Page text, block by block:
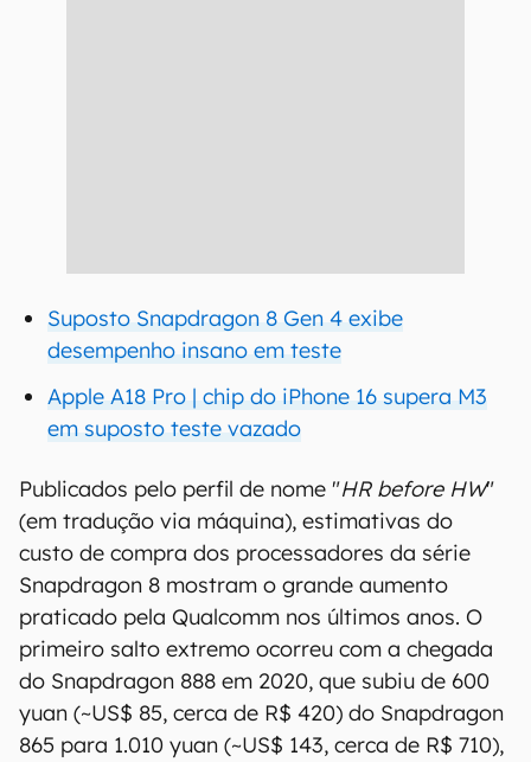
Suposto Snapdragon 8 Gen 4 exibe
desempenho insano em teste
Apple A18 Pro | chip do iPhone 16 supera M3
em suposto teste vazado
Publicados pelo perfil de nome "HR before HW"
(em tradução via máquina), estimativas do
custo de compra dos processadores da série
Snapdragon 8 mostram o grande aumento
praticado pela Qualcomm nos últimos anos. O
primeiro salto extremo ocorreu com a chegada
do Snapdragon 888 em 2020, que subiu de 600
yuan (~US$ 85, cerca de R$ 420) do Snapdragon
865 para 1.010 yuan (~US$ 143, cerca de R$ 710),